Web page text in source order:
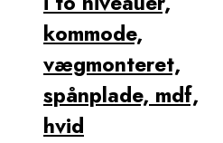
kommode,
vægmonteret,
spånplade, mdf,
hvid